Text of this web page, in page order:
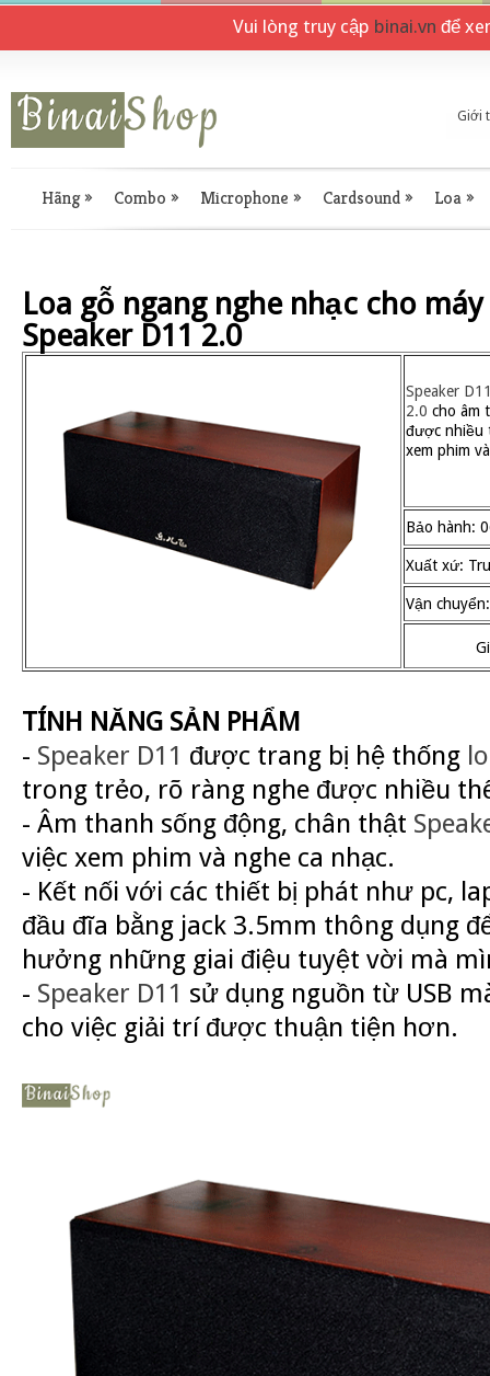
Vui lòng truy cập binai.vn để
Giới
Hãng» Combo » Microphone » Cardsound» Loa»
Loa gỗ ngang nghe nhạc cho
Speaker D11 2.0
Speaker
2.0 cho âm
được nhiều
xem phim
Bảo hành:
Xuất xứ:
Vận
TÍNH NĂNG SẢN PHẨM
- Speaker D11 được trang bị hệ thống
trong trẻo, rõ ràng nghe được nhiều
- Âm thanh sống động, chân thật
việc xem phim và nghe ca nhạc.
- Kết nối với các thiết bị phát như pc,
đầu đĩa bằng jack 3.5mm thông dụng
hưởng những giai điệu tuyệt vời mà
- Speaker D11 sử dụng nguồn từ USB
cho việc giải trí được thuận tiện hơn.